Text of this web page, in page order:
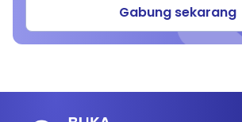
Gabung sekarang